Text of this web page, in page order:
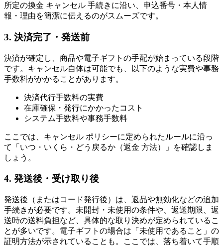
所定の換金 キャンセル 手続きに沿い、申込番号・本人情
報・理由を簡潔に伝えるのがスムーズです。
3. 決済完了・発送前
決済が確定し、商品や電子ギフトの手配が始まっている段階
です。キャンセル自体は可能でも、以下のような実費や事務
手数料がかかることがあります。
決済代行手数料の実費
在庫確保・発行にかかったコスト
システム手数料や事務手数料
ここでは、キャンセル ポリシーに定められたルールに沿っ
て「いつ・いくら・どう戻るか（返金 方法）」を確認しま
しょう。
4. 発送後・受け取り後
発送後（またはコード発行後）は、返品や無効化などの追加
手続きが必要です。未開封・未使用の条件や、返送期限、返
送時の送料負担など、具体的な取り決めが定められているこ
とが多いです。電子ギフトの場合は「未使用であること」の
証明方法が示されていることも。ここでは、落ち着いて手順